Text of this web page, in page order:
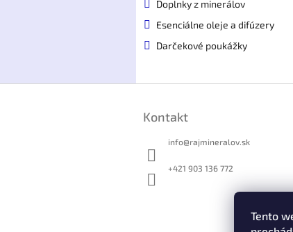
Tento
Doplnky z minerálov
Esenciálne oleje a difúzery
Darčekové poukážky
Kontakt
info@rajmineralov.sk
+421 903 136 772